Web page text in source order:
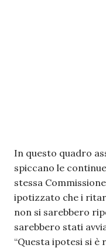
In questo quadro
spiccano le
stessa
ipotizzato che i
non si sarebbero
sarebbero stati
“Questa ipotesi si è